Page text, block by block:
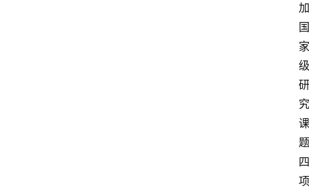
加
国
家
级
研
究
课
题
四
项